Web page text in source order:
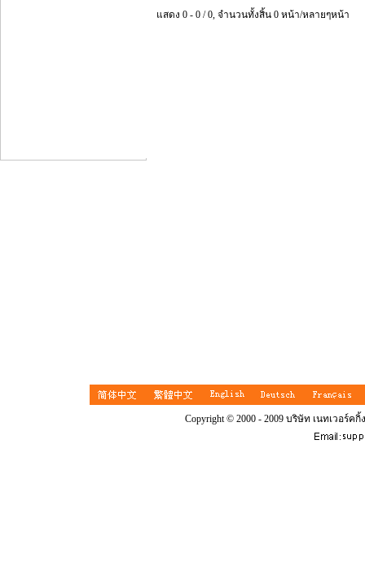
แสดง 0 - 0 / 0, จำนวนทั้งสิ้น 0 หน้า/หลายๆหน้า
Copyright © 2000 - 2009 บริษัท เนทเวอร์ค